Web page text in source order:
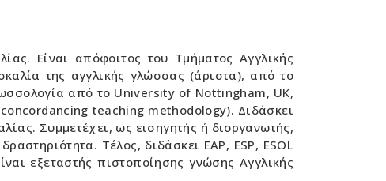
Είναι απόφοιτος του Τμήματος Αγγλικής
της αγγλικής γλώσσας (άριστα), από το
από το University of Nottingham, UK,
teaching methodology). Διδάσκει
Συμμετέχει, ως εισηγητής ή διοργανωτής,
Τέλος, διδάσκει EAP, ESP, ESOL
εξεταστής πιστοποίησης γνώσης Αγγλικής